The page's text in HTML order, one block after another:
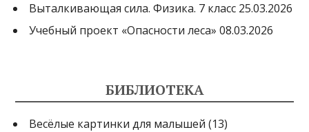
Выталкивающая сила. Физика. 7 класс 25.03.2026
Учебный проект «Опасности леса» 08.03.2026
БИБЛИОТЕКА
Весёлые картинки для малышей (13)